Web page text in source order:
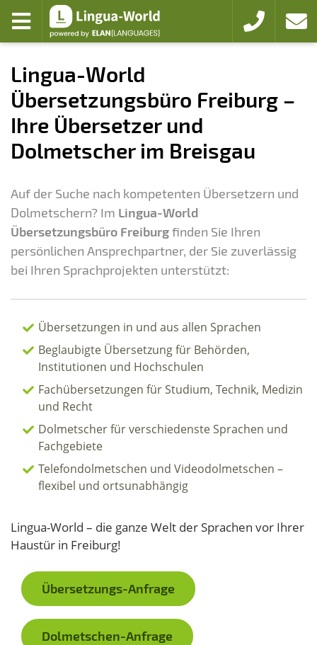
Zum Hauptmenü
Zum Inhalt
Lingua-World
Übersetzungsbüro Freiburg –
Ihre Übersetzer und
Dolmetscher im Breisgau
Auf der Suche nach kompetenten Übersetzern und
Dolmetschern? Im Lingua-World
Übersetzungsbüro Freiburgfinden Sie Ihren
persönlichen Ansprechpartner, der Sie zuverlässig
bei Ihren Sprachprojekten unterstützt:
Übersetzungen in und aus allen Sprachen
Beglaubigte Übersetzung für Behörden,
Institutionen und Hochschulen
Fachübersetzungen für Studium, Technik, Medizin
und Recht
Dolmetscher für verschiedenste Sprachen und
Fachgebiete
Telefondolmetschen und Videodolmetschen –
flexibel und ortsunabhängig
Lingua-World – die ganze Welt der Sprachen vor Ihrer
Haustür in Freiburg!
Übersetzungs-Anfrage
Dolmetschen-Anfrage